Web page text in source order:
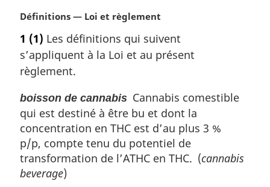
ep
g
e
é
f
r
e
c
e
d
e
l
a
n
r
é
r
n
c
e
d
e
l
l
r
é
é
r
e
n
c
e
d
e
à
a
r
é
é
e
n
c
e
d
r
l
a
r
f
r
e
n
c
e
N
t
e
m
r
g
n
a
l
e
Définitions — Loi et règlement
1 (1) Les définitions qui suivent
s’appliquent à la Loi et au présent
règlement.
boisson de cannabis Cannabis comestible
qui est destiné à être bu et dont la
concentration en THC est d’au plus 3 %
p/p, compte tenu du potentiel de
transformation de l’ATHC en THC. (cannabis
beverage)